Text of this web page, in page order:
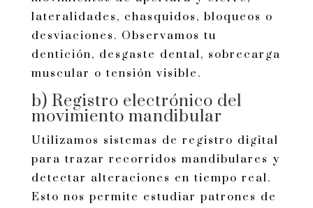
lateralidades, chasquidos, bloqueos o
desviaciones. Observamos tu
dentición, desgaste dental, sobrecarga
muscular o tensión visible.
b) Registro electrónico del
movimiento mandibular
Utilizamos sistemas de registro digital
para trazar recorridos mandibulares y
detectar alteraciones en tiempo real.
Esto nos permite estudiar patrones de